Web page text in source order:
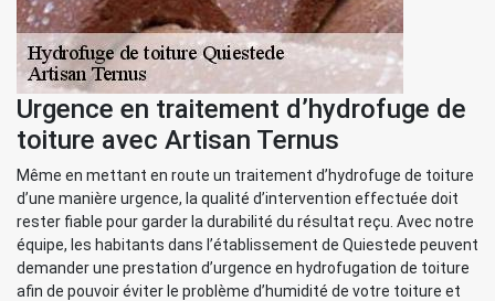
Urgence en traitement d’hydrofuge de
toiture avec Artisan Ternus
Même en mettant en route un traitement d’hydrofuge de toiture
d’une manière urgence, la qualité d’intervention effectuée doit
rester fiable pour garder la durabilité du résultat reçu. Avec notre
équipe, les habitants dans l’établissement de Quiestede peuvent
demander une prestation d’urgence en hydrofugation de toiture
afin de pouvoir éviter le problème d’humidité de votre toiture et